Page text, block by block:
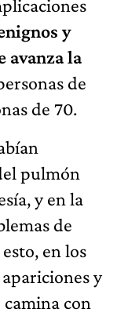
y
avanza la
de
de 70.
pulmón
y en la
de
en los
y
camina con